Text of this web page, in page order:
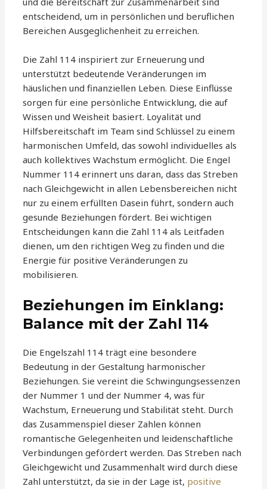
entscheidend, um in persönlichen und beruflichen
Bereichen Ausgeglichenheit zu erreichen.
Die Zahl 114 inspiriert zur Erneuerung und
unterstützt bedeutende Veränderungen im
häuslichen und finanziellen Leben. Diese Einflüsse
sorgen für eine persönliche Entwicklung, die auf
Wissen und Weisheit basiert. Loyalität und
Hilfsbereitschaft im Team sind Schlüssel zu einem
harmonischen Umfeld, das sowohl individuelles als
auch kollektives Wachstum ermöglicht. Die Engel
Nummer 114 erinnert uns daran, dass das Streben
nach Gleichgewicht in allen Lebensbereichen nicht
nur zu einem erfüllten Dasein führt, sondern auch
gesunde Beziehungen fördert. Bei wichtigen
Entscheidungen kann die Zahl 114 als Leitfaden
dienen, um den richtigen Weg zu finden und die
Energie für positive Veränderungen zu
mobilisieren.
Beziehungen im Einklang:
Balance mit der Zahl 114
Die Engelszahl 114 trägt eine besondere
Bedeutung in der Gestaltung harmonischer
Beziehungen. Sie vereint die Schwingungsessenzen
der Nummer 1 und der Nummer 4, was für
Wachstum, Erneuerung und Stabilität steht. Durch
das Zusammenspiel dieser Zahlen können
romantische Gelegenheiten und leidenschaftliche
Verbindungen gefördert werden. Das Streben nach
Gleichgewicht und Zusammenhalt wird durch diese
Zahl unterstützt, da sie in der Lage ist, positive